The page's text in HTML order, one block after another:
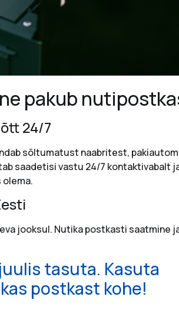
pakub
24/7
sõltumatust naabritest,
saadetisi vastu 24/7 kontaktivabalt
jooksul. Nutika postkasti saatmine
tasuta. Kasuta
postkast kohe!